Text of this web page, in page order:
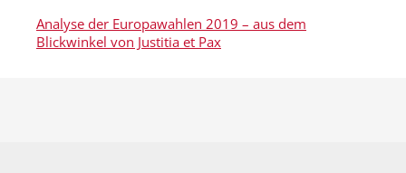
Analyse der Europawahlen 2019 – aus dem
Blickwinkel von Justitia et Pax